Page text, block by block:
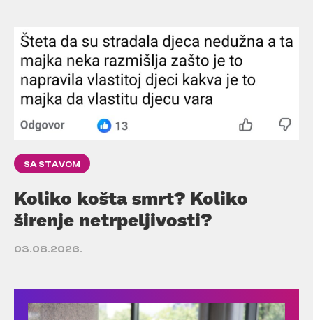
SA STAVOM
Koliko košta smrt? Koliko
širenje netrpeljivosti?
03.08.2026.